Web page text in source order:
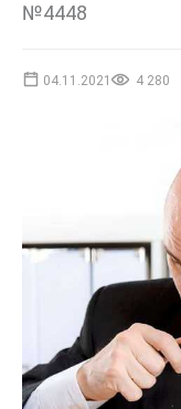
№4448
04.11.2021 4 280